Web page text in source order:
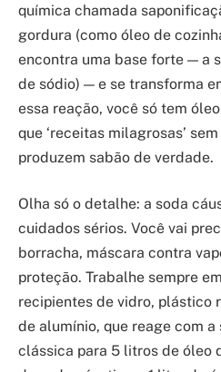
química chamada
gordura (como óleo de
encontra uma base forte — a
de sódio) — e se transforma
essa reação, você só tem
que ‘receitas milagrosas’
produzem sabão de verdade.
Olha só o detalhe: a soda
cuidados sérios. Você vai
borracha, máscara contra
proteção. Trabalhe sempre
recipientes de vidro, plástico
de alumínio, que reage com a
clássica para 5 litros de óleo